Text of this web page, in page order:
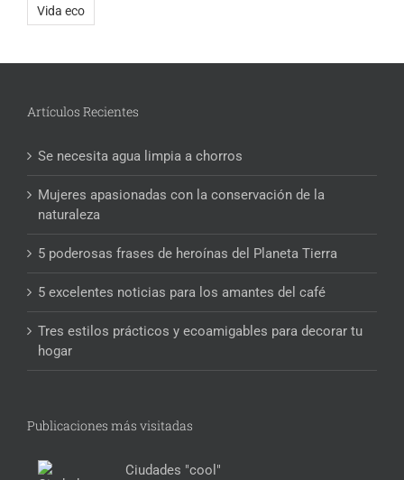
Vida eco
Artículos Recientes
Se necesita agua limpia a chorros
Mujeres apasionadas con la conservación de la
naturaleza
5 poderosas frases de heroínas del Planeta Tierra
5 excelentes noticias para los amantes del café
Tres estilos prácticos y ecoamigables para decorar tu
hogar
Publicaciones más visitadas
Ciudades "cool"